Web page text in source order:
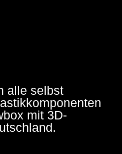
alle selbst
mit 3D-